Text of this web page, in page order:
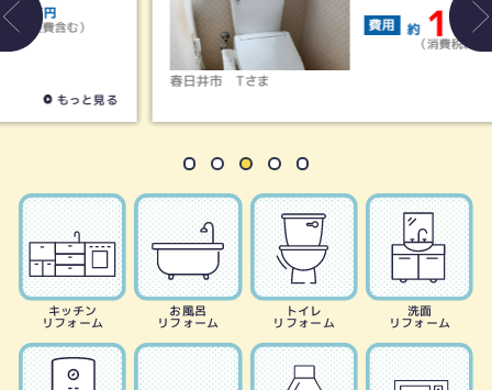
約 19 万円
（消費税、諸経費含む）
キッチン
リフォーム
お風呂
リフォーム
トイレ
リフォーム
洗面
リフォーム